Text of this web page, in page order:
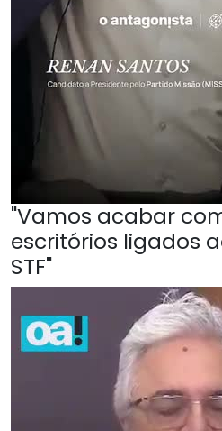
"Vamos acabar
escritórios ligados
STF"